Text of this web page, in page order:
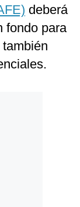
deberá
fondo para